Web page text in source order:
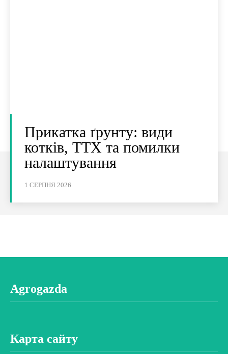
Прикатка ґрунту: види
котків, ТТХ та помилки
налаштування
1 СЕРПНЯ 2026
Agrogazda
Карта сайту